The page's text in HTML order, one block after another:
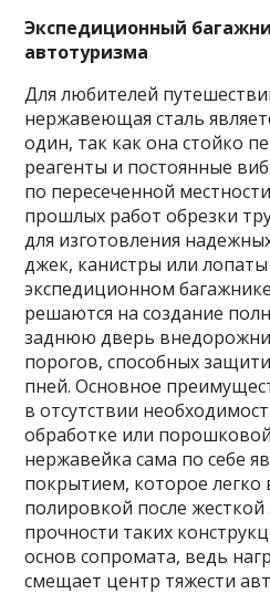
Экспедиционный
автотуризма
Для любителей
нержавеющая сталь
один, так как она стойко
реагенты и постоянные
по пересеченной
прошлых работ обрезки
для изготовления
джек, канистры или
экспедиционном
решаются на создание
заднюю дверь
порогов, способных
пней. Основное
в отсутствии
обработке или
нержавейка сама по себе
покрытием, которое легко
полировкой после жесткой
прочности таких
основ сопромата, ведь
смещает центр тяжести